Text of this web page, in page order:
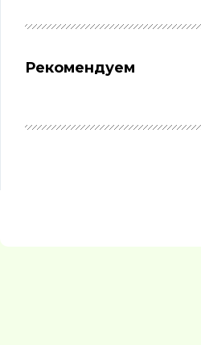
Рекомендуем